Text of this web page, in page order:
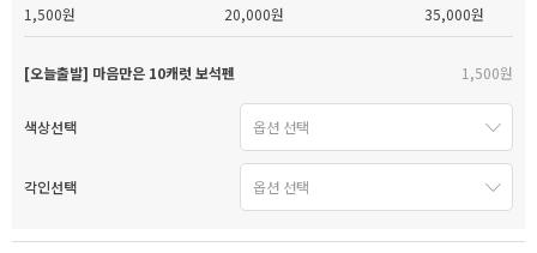
1,500원 20,000원 35,000원
[오늘출발] 마음만은 10캐럿 보석펜 1,500원
색상선택
각인선택